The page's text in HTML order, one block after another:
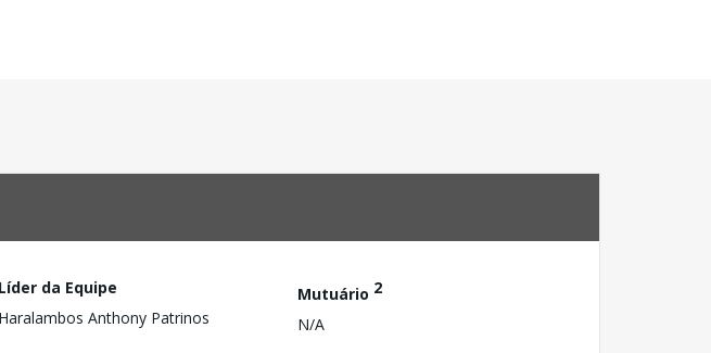
Líder da Equipe
Haralambos Anthony Patrinos
Mutuário 2
N/A